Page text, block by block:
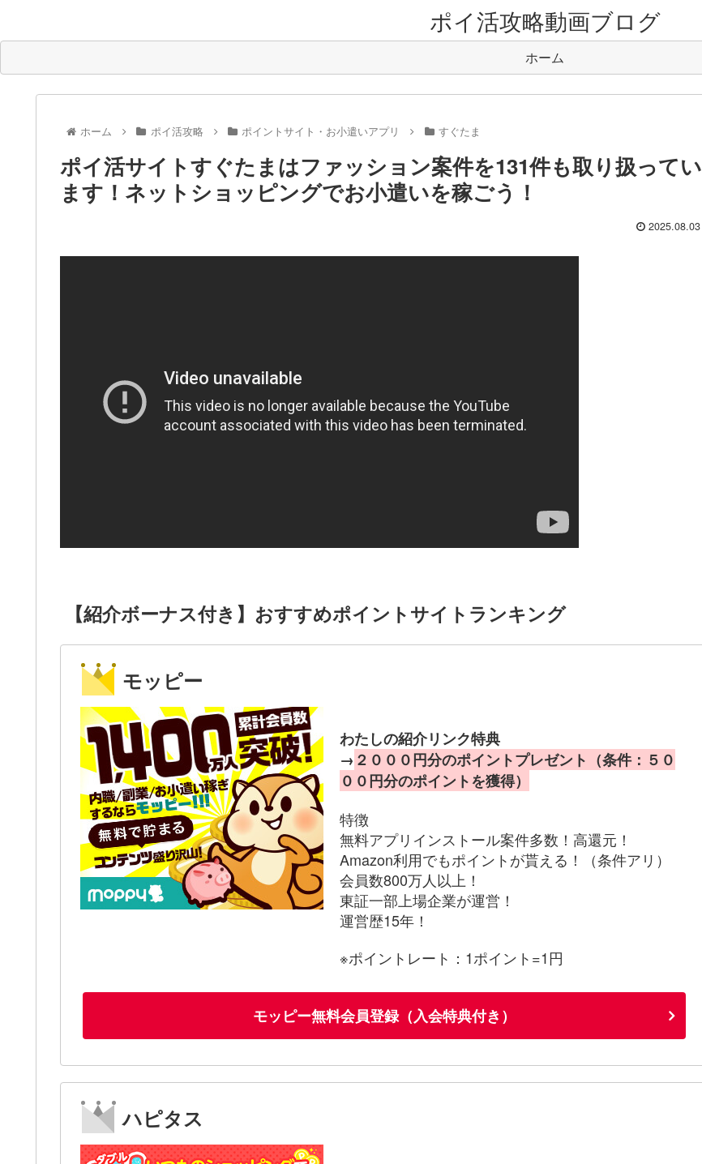
ポイ活攻略動画ブログ
ホーム
ホーム ポイ活攻略 ポイントサイト・お小遣いアプリ すぐたま
ポイ活サイトすぐたまはファッション案件を131件も取り扱ってい
ます！ネットショッピングでお小遣いを稼ごう！
2025.08.03
【紹介ボーナス付き】おすすめポイントサイトランキング
モッピー
わたしの紹介リンク特典
→ ２０００円分のポイントプレゼント（条件：５０
００円分のポイントを獲得）
特徴
無料アプリインストール案件多数！高還元！
Amazon利用でもポイントが貰える！（条件アリ）
会員数800万人以上！
東証一部上場企業が運営！
運営歴15年！
※ポイントレート：1ポイント=1円
モッピー無料会員登録（入会特典付き）
ハピタス